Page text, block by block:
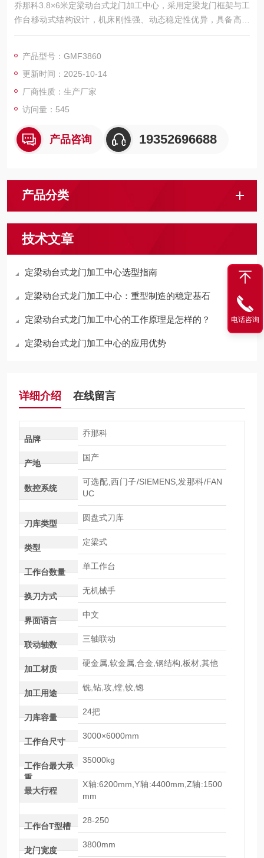
乔那科3.8×6米定梁动台式龙门加工中心，采用定梁龙门框架与工
作台移动式结构设计，机床刚性强、动态稳定性优异，具备高精
度、高效率与强适应性。广泛应用于汽车、电力、工程机械、模
钻、镗、扩、铰、锪、攻丝及三轴联动曲面加工，并支持选配附
件铣头完成五面复合加工。
产品型号：GMF3860
更新时间：2025-10-14
厂商性质：生产厂家
访问量：545
产品咨询 19352696688
产品分类
技术文章
定梁动台式龙门加工中心选型指南
定梁动台式龙门加工中心：重型制造的稳定基石
定梁动台式龙门加工中心的工作原理是怎样的？
定梁动台式龙门加工中心的应用优势
详细介绍 在线留言
品牌
乔那科
产地
国产
数控系统
可选配,西门子/SIEMENS,发那科/FAN
UC
刀库类型
圆盘式刀库
类型
定梁式
工作台数量
单工作台
换刀方式
无机械手
界面语言
中文
联动轴数
三轴联动
加工材质
硬金属,软金属,合金,钢结构,板材,其他
加工用途
铣,钻,攻,镗,铰,锪
刀库容量
24把
工作台尺寸
3000×6000mm
工作台最大承
重
35000kg
最大行程
X轴:6200mm,Y轴:4400mm,Z轴:1500
mm
工作台T型槽
28-250
龙门宽度
3800mm
电话咨询